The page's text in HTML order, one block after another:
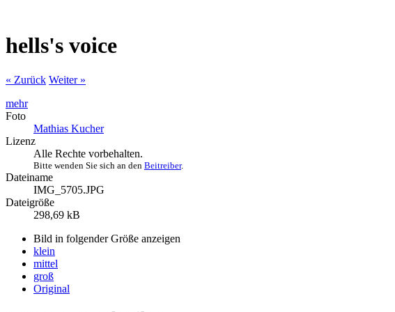
hells's voice
« Zurück Weiter »
mehr
Foto
Mathias Kucher
Lizenz
Alle Rechte vorbehalten.
Bitte wenden Sie sich an den Beitreiber.
Dateiname
IMG_5705.JPG
Dateigröße
298,69 kB
Bild in folgender Größe anzeigen
klein
mittel
groß
Original